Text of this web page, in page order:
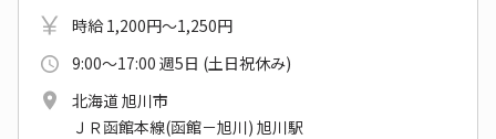
時給 1,200円～1,250円
9:00～17:00 週5日 (土日祝休み)
北海道 旭川市
ＪＲ函館本線(函館－旭川) 旭川駅